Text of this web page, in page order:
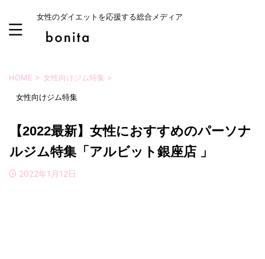
女性のダイエットを応援する総合メディア
HOME > 女性向けジム特集 >
女性向けジム特集
【2022最新】女性におすすめのパーソナ
ルジム特集「アルビット銀座店 」
2022年1月12日